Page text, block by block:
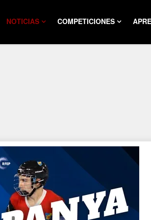
NOTICIAS COMPETICIONES